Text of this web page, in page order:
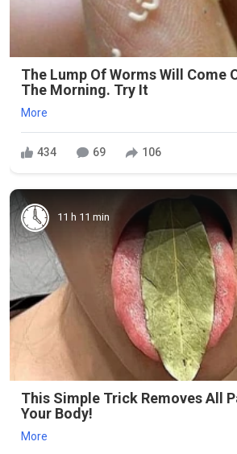
The Lump Of Worms Will Come
The Morning. Try It
More
434 69 106
11 h 11 min
This Simple Trick Removes All
Your Body!
More